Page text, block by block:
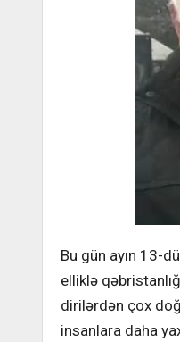
Bu gün ayın 13-
elliklə
dirilərdən çox
insanlara daha